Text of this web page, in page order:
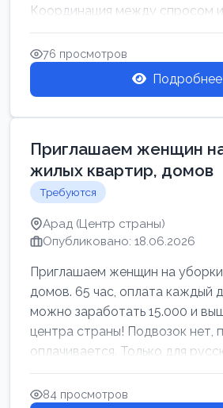
Координация между спросом
для обеспечения своевр...
76 просмотров
Подробнее
Приглашаем женщин
жилых квартир, домов
Требуются
Арад (Центр страны)
Опубликовано: 18.06.2026
Приглашаем женщин на
домов. 65 час, оплата каждый
можно заработать 15.000 и
центра страны! Подвозок нет,
оплачивается. Только для
84 просмотров